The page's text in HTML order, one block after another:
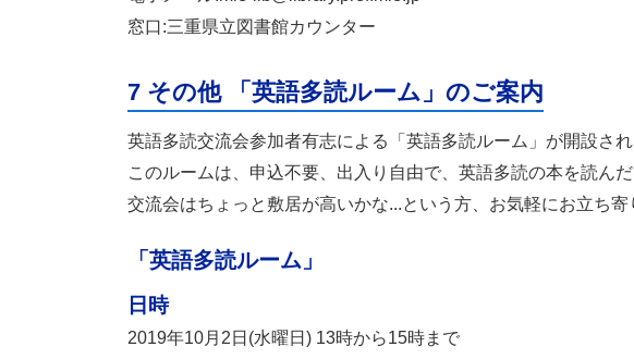
窓口:三重県立図書館カウンター
7 その他 「英語多読ルーム」のご案内
英語多読交流会参加者有志による「英語多読ルーム」が開設され
このルームは、申込不要、出入り自由で、英語多読の本を読ん
交流会はちょっと敷居が高いかな...という方、お気軽にお立ち寄
「英語多読ルーム」
日時
2019年10月2日(水曜日) 13時から15時まで